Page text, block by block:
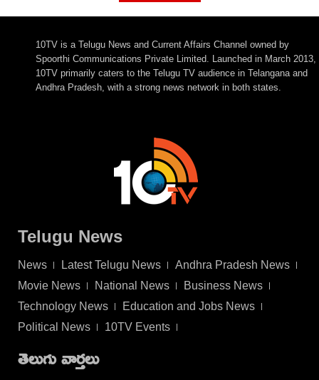
10TV is a Telugu News and Current Affairs Channel owned by
Spoorthi Communications Private Limited. Launched in March 2013,
10TV primarily caters to the Telugu TV audience in Telangana and
Andhra Pradesh, with a strong news network in both states.
Telugu News
News Latest Telugu News
Andhra Pradesh News
Movie News
National News
Business News
Technology News
Education and Jobs News
Political News
10TV Events
తెలుగు వార్తలు